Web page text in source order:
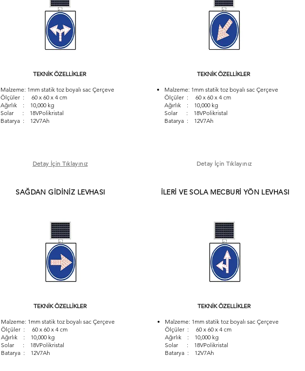
TEKNİK ÖZELLİKLER
Malzeme: 1mm statik toz boyalı sac Çerçeve
Ölçüler : 60 x 60 x 4 cm
Ağırlık : 10,000 kg
Solar : 18VPolikristal
Batarya : 12V7Ah
Detay İçin Tıklayınız
TEKNİK ÖZELLİKLER
Malzeme: 1mm statik toz boyalı sac Çerçeve
Ölçüler : 60 x 60 x 4 cm
Ağırlık : 10,000 kg
Solar : 18VPolikristal
Batarya : 12V7Ah
Detay İçin Tıklayınız
SAĞDAN GİDİNİZ LEVHASI
TEKNİK ÖZELLİKLER
Malzeme: 1mm statik toz boyalı sac Çerçeve
Ölçüler : 60 x 60 x 4 cm
Ağırlık : 10,000 kg
Solar : 18VPolikristal
Batarya : 12V7Ah
İLERİ VE SOLA MECBURİ YÖN LEVHASI
TEKNİK ÖZELLİKLER
Malzeme: 1mm statik toz boyalı sac Çerçeve
Ölçüler : 60 x 60 x 4 cm
Ağırlık : 10,000 kg
Solar : 18VPolikristal
Batarya : 12V7Ah